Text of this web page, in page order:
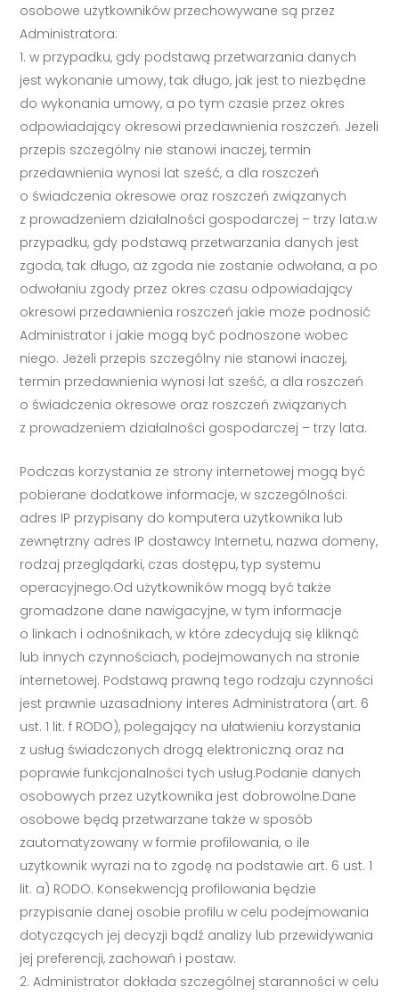
osobowe użytkowników przechowywane są przez
Administratora:
w przypadku, gdy podstawą przetwarzania danych
jest wykonanie umowy, tak długo, jak jest to niezbędne
do wykonania umowy, a po tym czasie przez okres
odpowiadający okresowi przedawnienia roszczeń. Jeżeli
przepis szczególny nie stanowi inaczej, termin
przedawnienia wynosi lat sześć, a dla roszczeń
o świadczenia okresowe oraz roszczeń związanych
z prowadzeniem działalności gospodarczej – trzy lata.w
przypadku, gdy podstawą przetwarzania danych jest
zgoda, tak długo, aż zgoda nie zostanie odwołana, a po
odwołaniu zgody przez okres czasu odpowiadający
okresowi przedawnienia roszczeń jakie może podnosić
Administrator i jakie mogą być podnoszone wobec
niego. Jeżeli przepis szczególny nie stanowi inaczej,
termin przedawnienia wynosi lat sześć, a dla roszczeń
o świadczenia okresowe oraz roszczeń związanych
z prowadzeniem działalności gospodarczej – trzy lata.
Podczas korzystania ze strony internetowej mogą być
pobierane dodatkowe informacje, w szczególności:
adres IP przypisany do komputera użytkownika lub
zewnętrzny adres IP dostawcy Internetu, nazwa domeny,
rodzaj przeglądarki, czas dostępu, typ systemu
operacyjnego.Od użytkowników mogą być także
gromadzone dane nawigacyjne, w tym informacje
o linkach i odnośnikach, w które zdecydują się kliknąć
lub innych czynnościach, podejmowanych na stronie
internetowej. Podstawą prawną tego rodzaju czynności
jest prawnie uzasadniony interes Administratora (art. 6
ust. 1 lit. f RODO), polegający na ułatwieniu korzystania
z usług świadczonych drogą elektroniczną oraz na
poprawie funkcjonalności tych usług.Podanie danych
osobowych przez użytkownika jest dobrowolne.Dane
osobowe będą przetwarzane także w sposób
zautomatyzowany w formie profilowania, o ile
użytkownik wyrazi na to zgodę na podstawie art. 6 ust. 1
lit. a) RODO. Konsekwencją profilowania będzie
przypisanie danej osobie profilu w celu podejmowania
dotyczących jej decyzji bądź analizy lub przewidywania
jej preferencji, zachowań i postaw.
Administrator dokłada szczególnej staranności w celu